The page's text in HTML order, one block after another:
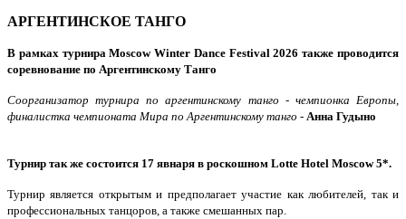
АРГЕНТИНСКОЕ ТАНГО
В рамках турнира Moscow Winter Dance Festival 2026 также проводится
соревнование по Аргентинскому Танго
Соорганизатор турнира по аргентинскому танго - чемпионка Европы,
финалистка чемпионата Мира по Аргентинскому танго - Анна Гудыно
Турнир так же состоится 17 явнаря в роскошном Lotte Hotel Moscow 5*.
Турнир является открытым и предполагает участие как любителей, так и
профессиональных танцоров, а также смешанных пар.